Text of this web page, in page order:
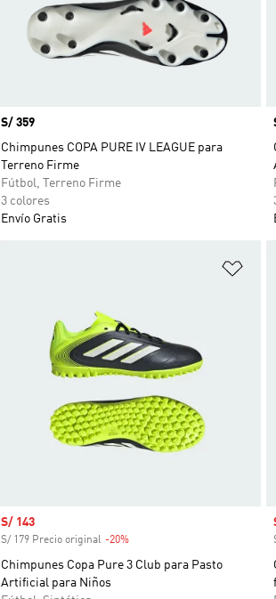
Precio
S/ 359
Chimpunes COPA PURE IV LEAGUE para
Terreno Firme
Fútbol, Terreno Firme
3 colores
Envío Gratis
Precio de venta
S/ 143
S/ 179 Precio original -20%
Chimpunes Copa Pure 3 Club para Pasto
Artificial para Niños